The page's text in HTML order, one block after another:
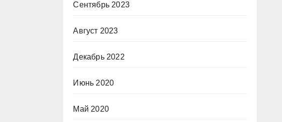
Сентябрь 2023
Август 2023
Декабрь 2022
Июнь 2020
Май 2020